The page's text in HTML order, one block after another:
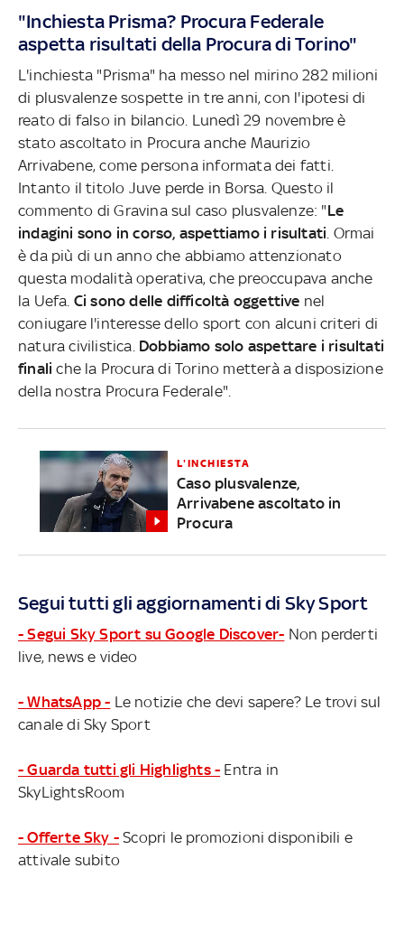
"Inchiesta Prisma? Procura Federale
aspetta risultati della Procura di Torino"
L'inchiesta "Prisma" ha messo nel mirino 282 milioni
di plusvalenze sospette in tre anni, con l'ipotesi di
reato di falso in bilancio. Lunedì 29 novembre è
stato ascoltato in Procura anche Maurizio
Arrivabene, come persona informata dei fatti.
Intanto il titolo Juve perde in Borsa. Questo il
commento di Gravina sul caso plusvalenze: "Le
indagini sono in corso, aspettiamo i risultati . Ormai
è da più di un anno che abbiamo attenzionato
questa modalità operativa, che preoccupava anche
la Uefa. Ci sono delle difficoltà oggettive nel
coniugare l'interesse dello sport con alcuni criteri di
natura civilistica. Dobbiamo solo aspettare i risultati
finali che la Procura di Torino metterà a disposizione
della nostra Procura Federale".
L'INCHIESTA
Caso plusvalenze,
Arrivabene ascoltato in
Procura
Segui tutti gli aggiornamenti di Sky Sport
- Segui Sky Sport su Google Discover- Non perderti
live, news e video
- WhatsApp - Le notizie che devi sapere? Le trovi sul
canale di Sky Sport
- Guarda tutti gli Highlights - Entra in
SkyLightsRoom
- Offerte Sky - Scopri le promozioni disponibili e
attivale subito